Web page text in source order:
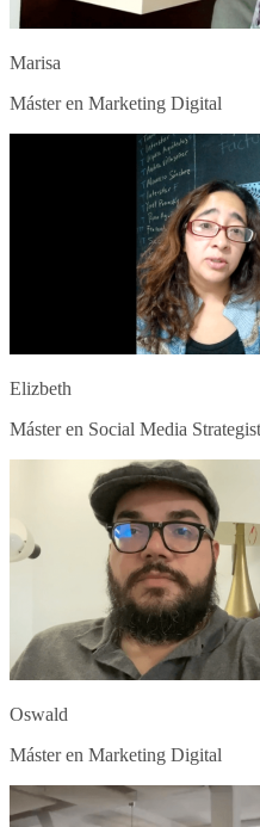
Marisa
Máster en Marketing Digital
Elizbeth
Máster en Social Media Strategist
Oswald
Máster en Marketing Digital